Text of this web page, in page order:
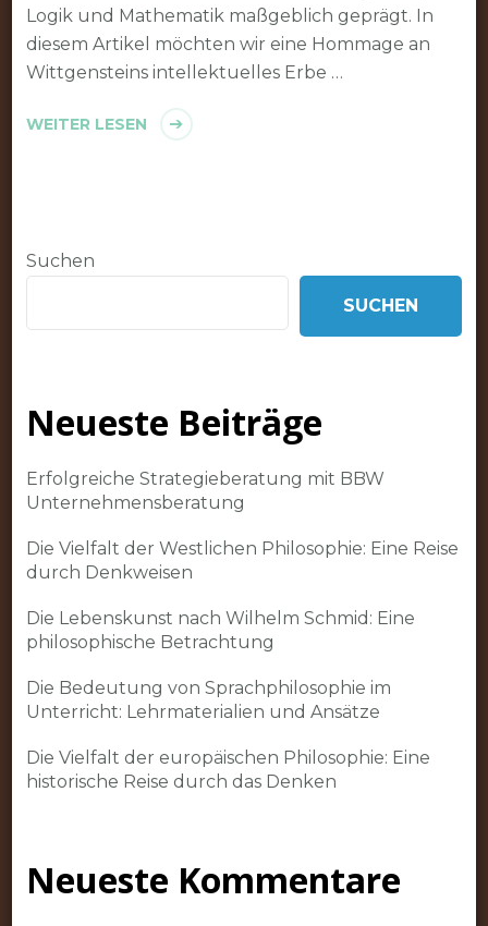
Logik und Mathematik maßgeblich geprägt. In
diesem Artikel möchten wir eine Hommage an
Wittgensteins intellektuelles Erbe …
WEITER LESEN
Suchen
SUCHEN
Neueste Beiträge
Erfolgreiche Strategieberatung mit BBW
Unternehmensberatung
Die Vielfalt der Westlichen Philosophie: Eine Reise
durch Denkweisen
Die Lebenskunst nach Wilhelm Schmid: Eine
philosophische Betrachtung
Die Bedeutung von Sprachphilosophie im
Unterricht: Lehrmaterialien und Ansätze
Die Vielfalt der europäischen Philosophie: Eine
historische Reise durch das Denken
Neueste Kommentare